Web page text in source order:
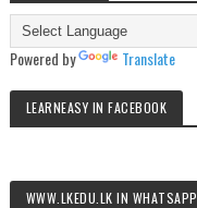
Powered by Translate
LEARNEASY IN FACEBOOK
WWW.LKEDU.LK IN WHATSAPP